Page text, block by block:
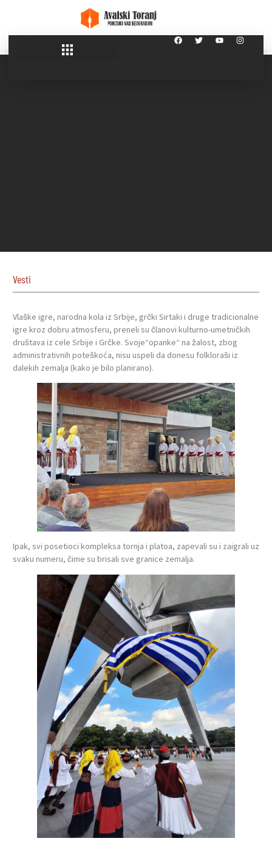
Vesti
Vlaške igre, narodna kola iz Srbije, grčki Sirtaki i druge tradicionalne
igre kroz dobru atmosferu, preneli su članovi kulturno-umetničkih
društava iz cele Srbije i Grčke. Svoje“opanke“ na žalost, zbog
administrativnih poteškoća, nisu uspeli da donesu folkloraši iz
dalekih zemalja (kako je bilo planirano).
Ipak, svi posetioci kompleksa tornja i platoa, zapevali su i zaigrali uz
svaku numeru, čime su brisali sve granice zemalja.